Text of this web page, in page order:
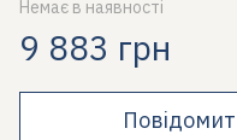
Немає в наявності
9 883 грн